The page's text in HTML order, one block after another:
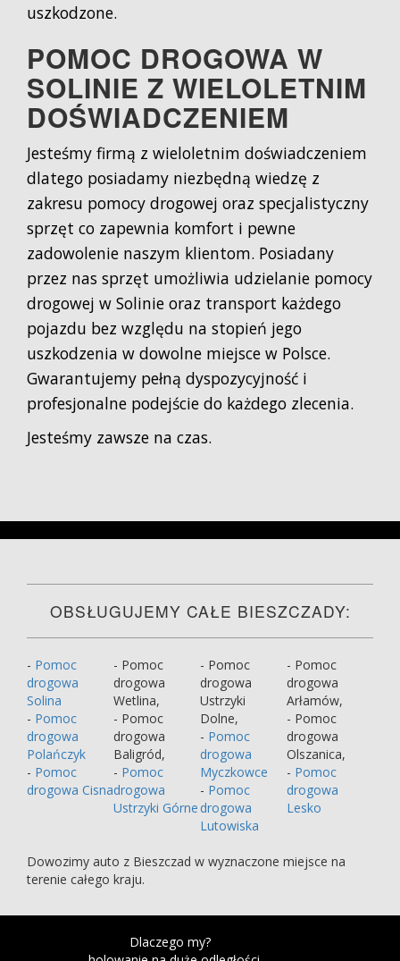
uszkodzone.
POMOC DROGOWA W
SOLINIE Z WIELOLETNIM
DOŚWIADCZENIEM
Jesteśmy firmą z wieloletnim doświadczeniem
dlatego posiadamy niezbędną wiedzę z
zakresu pomocy drogowej oraz specjalistyczny
sprzęt co zapewnia komfort i pewne
zadowolenie naszym klientom. Posiadany
przez nas sprzęt umożliwia udzielanie pomocy
drogowej w Solinie oraz transport każdego
pojazdu bez względu na stopień jego
uszkodzenia w dowolne miejsce w Polsce.
Gwarantujemy pełną dyspozycyjność i
profesjonalne podejście do każdego zlecenia.
Jesteśmy zawsze na czas.
OBSŁUGUJEMY CAŁE BIESZCZADY:
- Pomoc
drogowa
Solina
- Pomoc
drogowa
Polańczyk
- Pomoc
drogowa Cisna
- Pomoc
drogowa
Wetlina,
- Pomoc
drogowa
Baligród,
- Pomoc
drogowa
Ustrzyki Górne
- Pomoc
drogowa
Ustrzyki
Dolne,
- Pomoc
drogowa
Myczkowce
- Pomoc
drogowa
Lutowiska
- Pomoc
drogowa
Arłamów,
- Pomoc
drogowa
Olszanica,
- Pomoc
drogowa
Lesko
Dowozimy auto z Bieszczad w wyznaczone miejsce na
terenie całego kraju.
Dlaczego my?